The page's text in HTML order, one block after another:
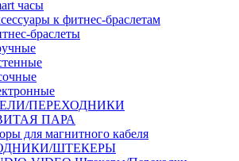
часы
к фитнес-браслетам
браслеты
ПЕРЕХОДНИКИ
ПАРА
для магнитного кабеля
ШТЕКЕРЫ